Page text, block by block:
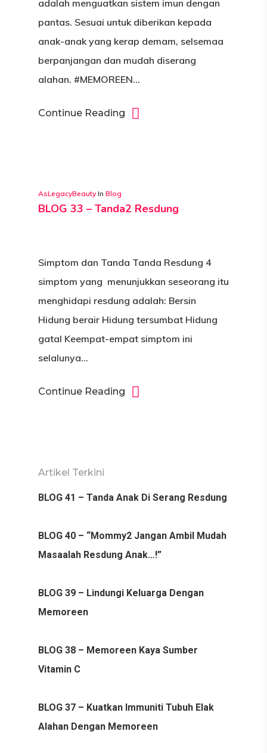
adalah menguatkan sistem imun dengan
pantas. Sesuai untuk diberikan kepada
anak-anak yang kerap demam, selsemaa
berpanjangan dan mudah diserang
alahan. #MEMOREEN…
Continue Reading
AsLegacyBeauty In Blog
BLOG 33 – Tanda2 Resdung
Simptom dan Tanda Tanda Resdung 4
simptom yang menunjukkan seseorang itu
menghidapi resdung adalah: Bersin
Hidung berair Hidung tersumbat Hidung
gatal Keempat-empat simptom ini
selalunya…
Continue Reading
Artikel Terkini
BLOG 41 – Tanda Anak Di Serang Resdung
BLOG 40 – “Mommy2 Jangan Ambil Mudah
Masaalah Resdung Anak…!”
BLOG 39 – Lindungi Keluarga Dengan
Memoreen
BLOG 38 – Memoreen Kaya Sumber
Vitamin C
BLOG 37 – Kuatkan Immuniti Tubuh Elak
Alahan Dengan Memoreen
TESTIMONI RESDUNG
ALAHAN
SHOP NOW
AKAUN
LOG MASUK
ORDER TRACKING